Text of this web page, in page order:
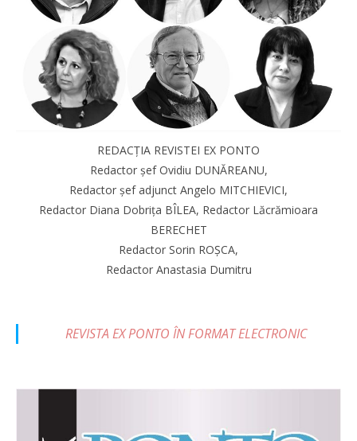
REDACȚIA REVISTEI EX PONTO
Redactor șef Ovidiu DUNĂREANU,
Redactor șef adjunct Angelo MITCHIEVICI,
Redactor Diana Dobrița BÎLEA, Redactor Lăcrămioara
BERECHET
Redactor Sorin ROȘCA,
Redactor Anastasia Dumitru
REVISTA EX PONTO ÎN FORMAT ELECTRONIC